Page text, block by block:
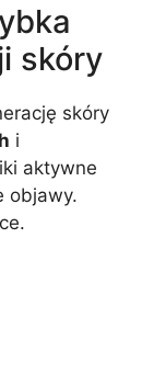
skóry
skóry
i
aktywne
objawy.